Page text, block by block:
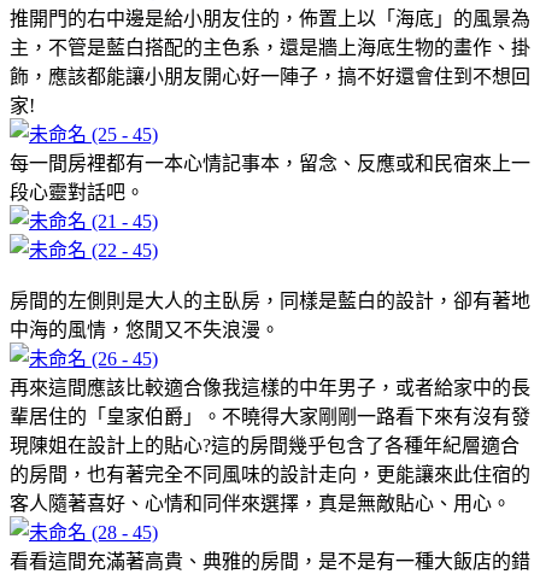
推開門的右中邊是給小朋友住的，佈置上以「海底」的風景為
主，不管是藍白搭配的主色系，還是牆上海底生物的畫作、掛
飾，應該都能讓小朋友開心好一陣子，搞不好還會住到不想回
家!
每一間房裡都有一本心情記事本，留念、反應或和民宿來上一
段心靈對話吧。
房間的左側則是大人的主臥房，同樣是藍白的設計，卻有著地
中海的風情，悠閒又不失浪漫。
再來這間應該比較適合像我這樣的中年男子，或者給家中的長
輩居住的「皇家伯爵」。不曉得大家剛剛一路看下來有沒有發
現陳姐在設計上的貼心?這的房間幾乎包含了各種年紀層適合
的房間，也有著完全不同風味的設計走向，更能讓來此住宿的
客人隨著喜好、心情和同伴來選擇，真是無敵貼心、用心。
看看這間充滿著高貴、典雅的房間，是不是有一種大飯店的錯